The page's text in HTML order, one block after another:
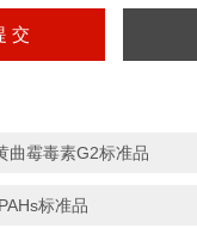
曲霉毒素G2标准品
标准品